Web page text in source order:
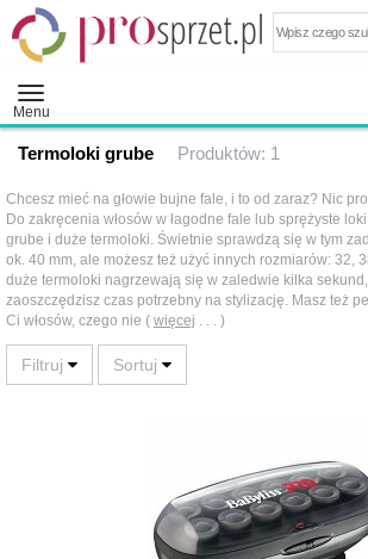
Menu
Termoloki grube Produktów: 1
Chcesz mieć na głowie bujne fale, i to od zaraz? Nic
Do zakręcenia włosów w łagodne fale lub sprężyste
grube i duże termoloki. Świetnie sprawdzą się w tym
ok. 40 mm, ale możesz też użyć innych rozmiarów: 32,
duże termoloki nagrzewają się w zaledwie kilka
zaoszczędzisz czas potrzebny na stylizację. Masz też
Ci włosów, czego nie ( więcej . . . )